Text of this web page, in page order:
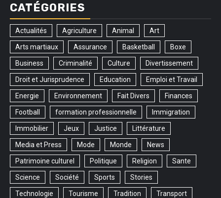
CATÉGORIES
Actualités Agriculture Animal Art
Arts martiaux Assurance Basketball Boxe
Business Criminalité Culture Divertissement
Droit et Jurisprudence Education Emploi et Travail
Energie Environnement Fait Divers Finances
Football formation professionnelle Immigration
Immobilier Jeux Justice Littérature
Media et Press Mode Monde News
Patrimoine culturel Politique Religion Sante
Science Société Sports Stories
Technologie Tourisme Tradition Transport